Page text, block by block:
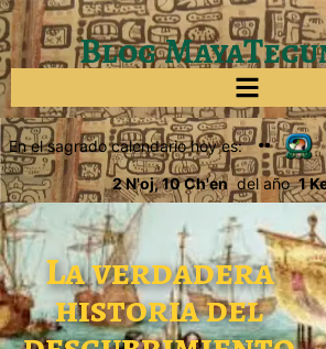
Blog
En el sagrado calendario hoy es:
2 N'oj, 10 Ch'endel año1
La verdadera
historia del